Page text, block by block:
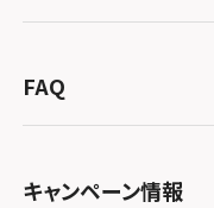
スマホスピタル
スマホスピタル 高
スマホスピタル
スマホスピタル
北陸・甲信越
スマホスピタルア
スマホスピタル
スマホスピタル 長
東海
スマホスピタル
スマホスピタル 浜
関西
スマホスピタル
中国・四国
会社概要
総務省登録業者
特定商取引法に関
プライバシーポリシ
郵送修理の流れ
FAQ
キャンペーン情報